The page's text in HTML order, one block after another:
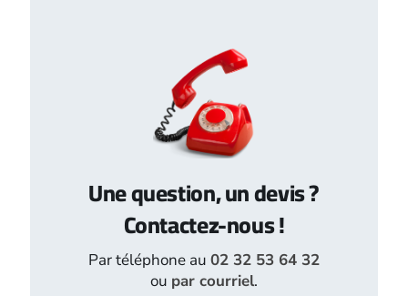
Une question, un devis ?
Contactez-nous !
Par téléphone au 02 32 53 64 32
ou par courriel.